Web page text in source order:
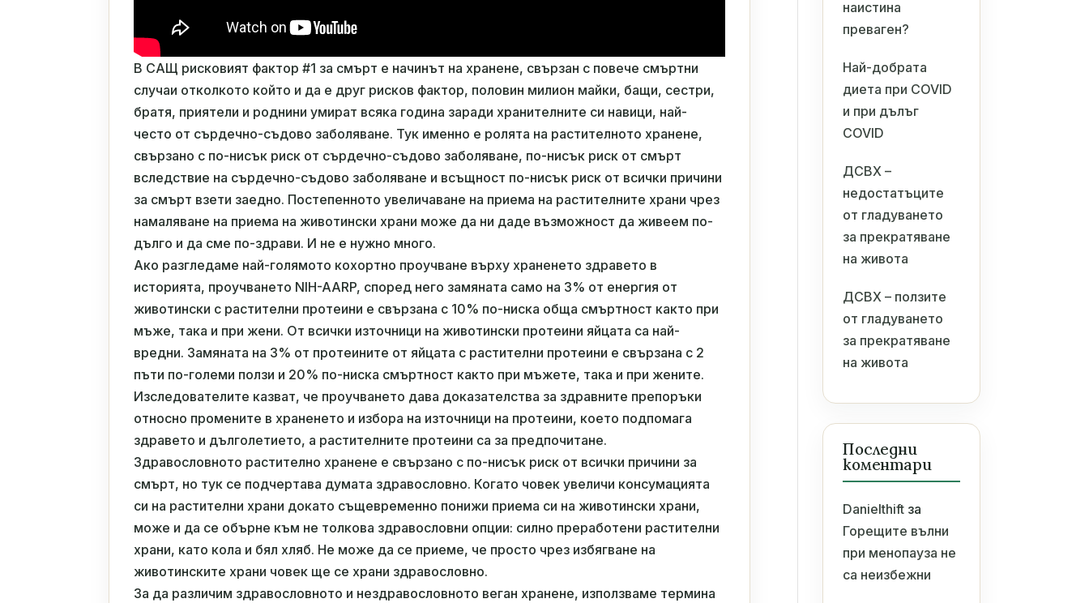
В САЩ рисковият фактор #1 за смърт е начинът на хранене, свързан с повече смъртни
случаи отколкото който и да е друг рисков фактор, половин милион майки, бащи, сестри,
братя, приятели и роднини умират всяка година заради хранителните си навици, най-
често от сърдечно-съдово заболяване. Тук именно е ролята на растителното хранене,
свързано с по-нисък риск от сърдечно-съдово заболяване, по-нисък риск от смърт
вследствие на сърдечно-съдово заболяване и всъщност по-нисък риск от всички причини
за смърт взети заедно. Постепенното увеличаване на приема на растителните храни чрез
намаляване на приема на животински храни може да ни даде възможност да живеем по-
дълго и да сме по-здрави. И не е нужно много.
Ако разгледаме най-голямото кохортно проучване върху храненето здравето в
историята, проучването NIH-AARP, според него замяната само на 3% от енергия от
животински с растителни протеини е свързана с 10% по-ниска обща смъртност както при
мъже, така и при жени. От всички източници на животински протеини яйцата са най-
вредни. Замяната на 3% от протеините от яйцата с растителни протеини е свързана с 2
пъти по-големи ползи и 20% по-ниска смъртност както при мъжете, така и при жените.
Изследователите казват, че проучването дава доказателства за здравните препоръки
относно промените в храненето и избора на източници на протеини, което подпомага
здравето и дълголетието, а растителните протеини са за предпочитане.
Здравословното растително хранене е свързано с по-нисък риск от всички причини за
смърт, но тук се подчертава думата здравословно. Когато човек увеличи консумацията
си на растителни храни докато същевременно понижи приема си на животински храни,
може и да се обърне към не толкова здравословни опции: силно преработени растителни
храни, като кола и бял хляб. Не може да се приеме, че просто чрез избягване на
животинските храни човек ще се храни здравословно.
За да различим здравословното и нездравословното веган хранене, използваме термина
наистина
преваген?
Най-добрата
диета при COVID
и при дълъг
COVID
ДСВХ –
недостатъците
от гладуването
за прекратяване
на живота
ДСВХ – ползите
от гладуването
за прекратяване
на живота
Последни
коментари
Danielthift за
Горещите вълни
при менопауза не
са неизбежни